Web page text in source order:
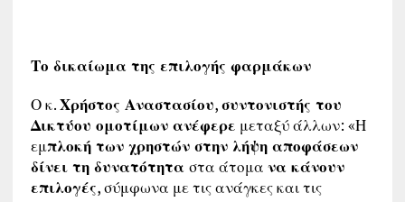
Το δικαίωμα της επιλογής φαρμάκων
Ο κ.Χρήστος Αναστασίου,συντονιστής του
Δικτύου ομοτίμων ανέφερε μεταξύ άλλων: «Η
εμπλοκή των χρηστών στην λήψη αποφάσεων
δίνει τη δυνατότητα στα άτομα να κάνουν
επιλογές, σύμφωνα με τις ανάγκες και τις